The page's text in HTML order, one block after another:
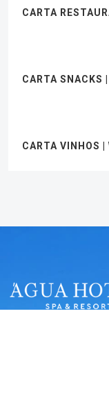
CARTA
CARTA SNACKS
CARTA VINHOS |